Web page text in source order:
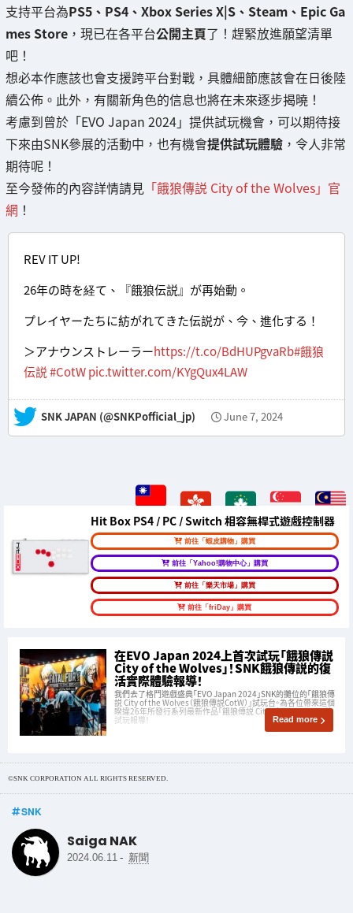
支持平台為PS5、PS4、Xbox Series X|S、Steam、Epic Ga
mes Store ，現已在各平台公開主頁了！趕緊放進願望清單
吧！
想必本作應該也會支援跨平台對戰，具體細節應該會在日後陸
續公佈。此外，有關新角色的信息也將在未來逐步揭曉！
考慮到曾於「EVO Japan 2024」提供試玩機會，可以期待接
下來由SNK參展的活動中，也有機會提供試玩體驗 ，令人非常
期待呢！
至今發佈的內容詳情請見 「餓狼傳説 City of the Wolves」官
網 ！
REV IT UP!
26年の時を経て、『餓狼伝説』が再始動。
プレイヤーたちに紡がれてきた伝説が、今、進化する！
＞アナウンストレーラーhttps://t.co/BdHUPgvaRb#餓狼
伝説#CotWpic.twitter.com/KYgQux4LAW
— SNK JAPAN (@SNKPofficial_jp) June 7, 2024
Hit Box PS4 / PC / Switch 相容無桿式遊戲控制器
前往「蝦皮購物」購買
前往「Yahoo!購物中心」購買
前往「樂天市場」購買
前往「friDay」購買
在EVO Japan 2024上首次試玩「餓狼傳説
City of the Wolves」！SNK餓狼傳説的復
活實際體驗報導！
我們去了格鬥遊戲盛典「EVO Japan 2024」SNK的攤位的「餓狼傳
説 City of the Wolves（餓狼傳説CotW）」試玩台。為各位帶來這個
睽違26年所發行系列最新作品「餓狼傳説 City of the Wolves」的
試玩報導！ Read more
©SNK CORPORATION ALL RIGHTS RESERVED.
SNK
Saiga NAK
2024.06.11 - 新聞